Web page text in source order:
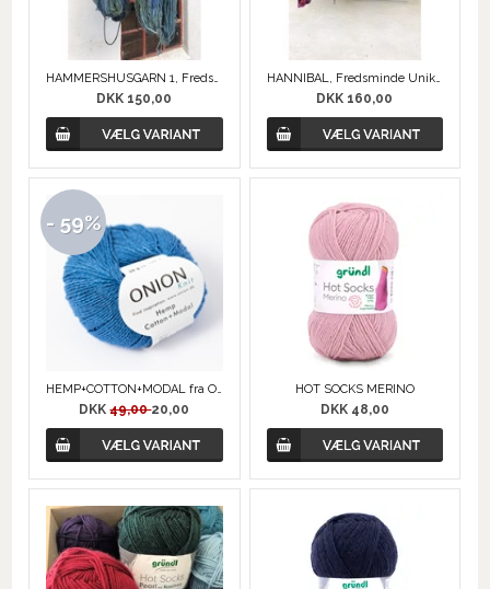
HAMMERSHUSGARN 1, Fredsminde Unika Design
DKK 150,00
HANNIBAL, Fredsminde Unika Design
DKK 160,00
- 59%
HEMP+COTTON+MODAL fra ONION
DKK49,0020,00
HOT SOCKS MERINO
DKK 48,00